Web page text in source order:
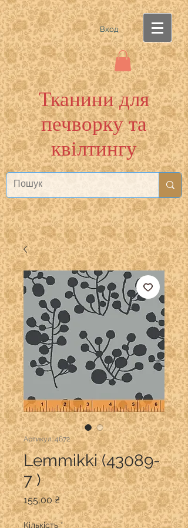
Вход
Тканини для
печворку та
квілтингу
Артикул: 4672
Lemmikki (43089-
7 )
155,00 ₴Ціна
Кількість *